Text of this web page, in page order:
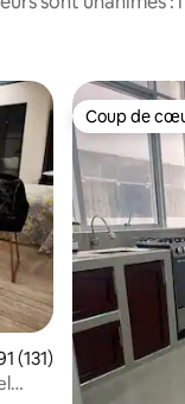
moyenne de 4,91 sur
(131)
Coup de
Coup de